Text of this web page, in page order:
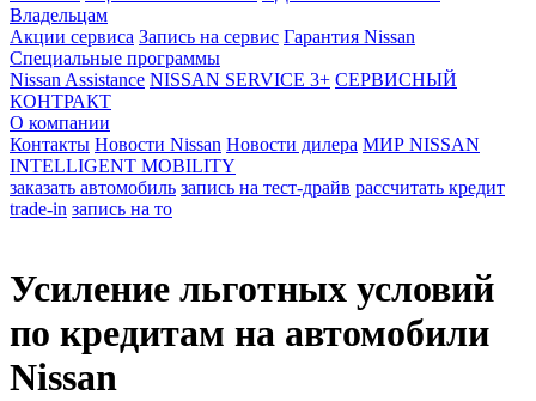
Владельцам
Акции сервиса Запись на сервис Гарантия Nissan
Специальные программы
Nissan Assistance NISSAN SERVICE 3+ СЕРВИСНЫЙ
КОНТРАКТ
О компании
Контакты Новости Nissan Новости дилера МИР NISSAN
INTELLIGENT MOBILITY
заказать автомобиль запись на тест-драйв рассчитать кредит
trade-in запись на то
Усиление льготных условий
по кредитам на автомобили
Nissan